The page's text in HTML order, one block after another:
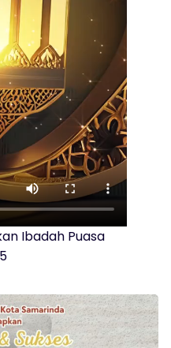
Ibadah Puasa